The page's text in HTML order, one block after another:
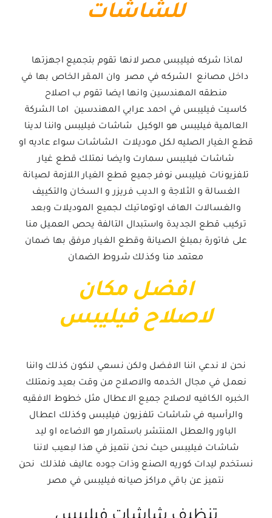
للشاشات
لماذا شركه فيليبس مصر لانها تقوم بتجميع اجهزتها
داخل مصانع الشركه في مصر وان المقر الخاص بها في
منطقه المهندسين وانها ايضا تقوم ب اصلاح
كاسيت فيليبس في احمد عرابي المهندسين اما الشركة
العالمية فيليبس هو الوكيل شاشات فيليبس واننا لدينا
قطع الغيار الصليه لكل موديلات الشاشات سواء عاديه او
شاشات فيليبس سمارت وايضا نمتلك قطع غيار
تلفزيونات فيليبس نوفر جميع قطع الغيار اللازمة لصيانة
الغسالة و الثلاجة و الديب فريزر و السخان والتكييف
والغسالات الهاف اوتوماتيك لجميع الموديلات وبعد
تركيب قطع الجديدة واستبدال التالفة يحص العميل منا
على فاتورة بمبلغ الصيانة وقطع الغيار مرفق بها ضمان
معتمد منا وكذلك شروط الضمان
افضل مكان
لاصلاح فيليبس
نحن لا ندعي اننا الافضل ولكن نسعي لنكون كذلك واننا
نعمل في مجال الخدمه والاصلاح من وقت بعيد ونمتلك
الخبره الكافيه لاصلاح جميع الاعطال مثل خطوط الافقيه
والرأسيه في شاشات تلفزيون فيليبس وكذلك اعطال
الباور والعطل المنتشر باستمرار هو الاضاءه او ليد
شاشات فيليبس حيث نحن نتميز في هذا لبعيب لاننا
نستخدم ليدات كوريه الصنع وذات جوده عاليف فلذلك نحن
نتميز عن باقي مراكز صيانه فيليبس في مصر